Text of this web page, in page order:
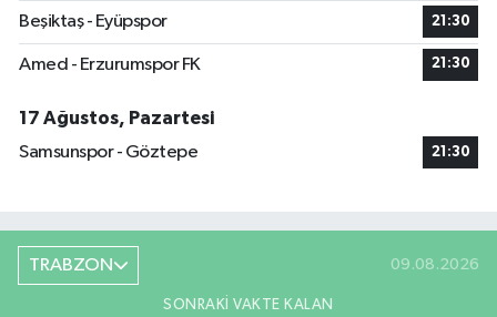
Beşiktaş - Eyüpspor 21:30
Amed - Erzurumspor FK 21:30
17 Ağustos, Pazartesi
Samsunspor - Göztepe
21:30
TRABZON 09.08.2026
SONRAKI VAKTE KALAN